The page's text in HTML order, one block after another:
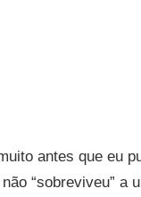
antes que eu
“sobreviveu” a